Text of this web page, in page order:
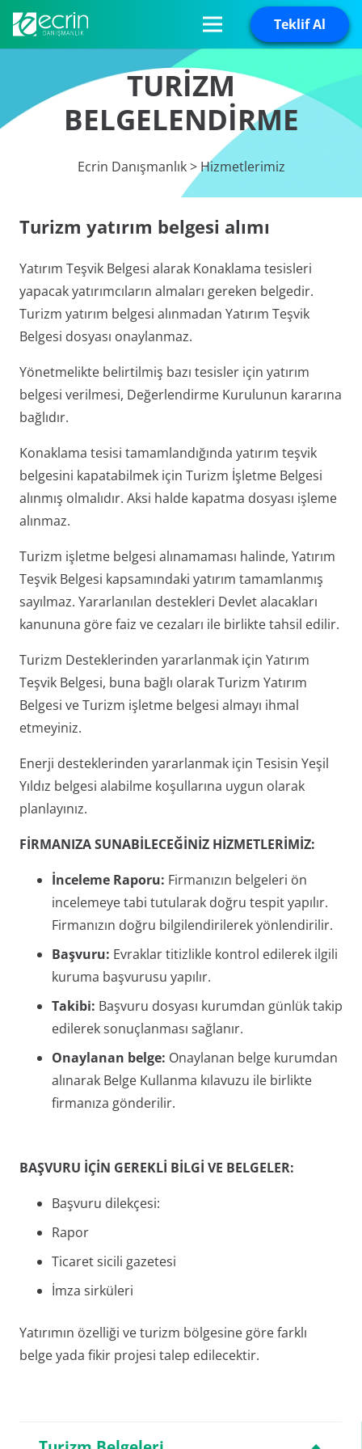
Teklif Al
TURİZM
BELGELENDİRME
Ecrin Danışmanlık > Hizmetlerimiz
Turizm yatırım belgesi alımı
Yatırım Teşvik Belgesi alarak Konaklama tesisleri
yapacak yatırımcıların almaları gereken belgedir.
Turizm yatırım belgesi alınmadan Yatırım Teşvik
Belgesi dosyası onaylanmaz.
Yönetmelikte belirtilmiş bazı tesisler için yatırım
belgesi verilmesi, Değerlendirme Kurulunun kararına
bağlıdır.
Konaklama tesisi tamamlandığında yatırım teşvik
belgesini kapatabilmek için Turizm İşletme Belgesi
alınmış olmalıdır. Aksi halde kapatma dosyası işleme
alınmaz.
Turizm işletme belgesi alınamaması halinde, Yatırım
Teşvik Belgesi kapsamındaki yatırım tamamlanmış
sayılmaz. Yararlanılan destekleri Devlet alacakları
kanununa göre faiz ve cezaları ile birlikte tahsil edilir.
Turizm Desteklerinden yararlanmak için Yatırım
Teşvik Belgesi, buna bağlı olarak Turizm Yatırım
Belgesi ve Turizm işletme belgesi almayı ihmal
etmeyiniz.
Enerji desteklerinden yararlanmak için Tesisin Yeşil
Yıldız belgesi alabilme koşullarına uygun olarak
planlayınız.
FİRMANIZA SUNABİLECEĞİNİZ HİZMETLERİMİZ:
İnceleme Raporu: Firmanızın belgeleri ön
incelemeye tabi tutularak doğru tespit yapılır.
Firmanızın doğru bilgilendirilerek yönlendirilir.
Başvuru: Evraklar titizlikle kontrol edilerek ilgili
kuruma başvurusu yapılır.
Takibi: Başvuru dosyası kurumdan günlük takip
edilerek sonuçlanması sağlanır.
Onaylanan belge: Onaylanan belge kurumdan
alınarak Belge Kullanma kılavuzu ile birlikte
firmanıza gönderilir.
BAŞVURU İÇİN GEREKLİ BİLGİ VE BELGELER:
Başvuru dilekçesi:
Rapor
Ticaret sicili gazetesi
İmza sirküleri
Yatırımın özelliği ve turizm bölgesine göre farklı
belge yada fikir projesi talep edilecektir.